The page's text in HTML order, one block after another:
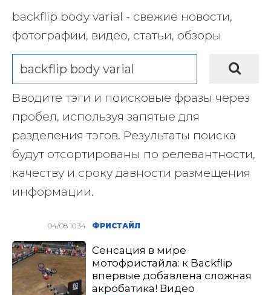
backflip body varial - свежие новости,
фотографии, видео, статьи, обзоры
Вводите тэги и поисковые фразы через
пробел, используя запятые для
разделения тэгов. Результаты поиска
будут отсортированы по релевантности,
качеству и сроку давности размещения
информации.
04/08 10:34 ФРИСТАЙЛ
Сенсация в мире
мотофристайла: к Backflip
впервые добавлена сложная
акробатика! Видео